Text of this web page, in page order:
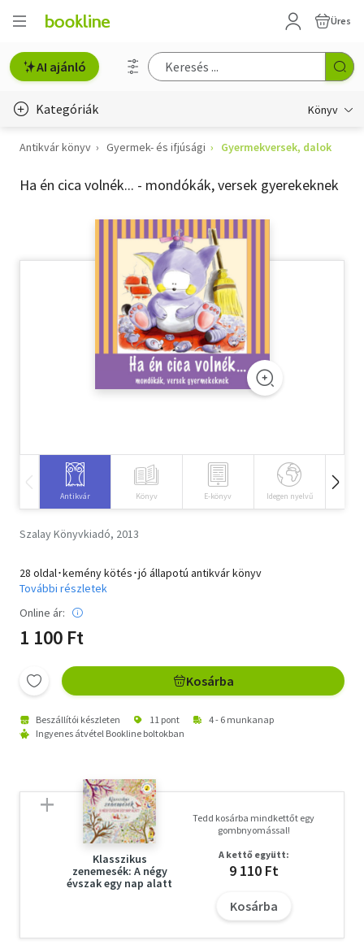
Üres
AI ajánló
Kategóriák Könyv
Életmód, egészség
Erotika
Gyermek- és ifjúsági
Szótár, nyelvkönyv
Társadalomtudomány
Természettudomány
Történelem
Vallás
Antikvár könyv Gyermek- és ifjúsági Gyermekversek, dalok
Ha én cica volnék... - mondókák, versek gyerekeknek
Antikvár Könyv E-könyv Idegen nyelvű
Szalay Könyvkiadó, 2013
28 oldal･kemény kötés･jó állapotú antikvár könyv
További részletek
Online ár:
1 100 Ft
Kosárba
Beszállítói készleten 11 pont
4 - 6 munkanap
Ingyenes átvétel Bookline boltokban
Klasszikus
zenemesék: A négy
évszak egy nap alatt
Tedd kosárba mindkettőt egy
gombnyomással!
A kettő együtt:
9 110 Ft
Kosárba